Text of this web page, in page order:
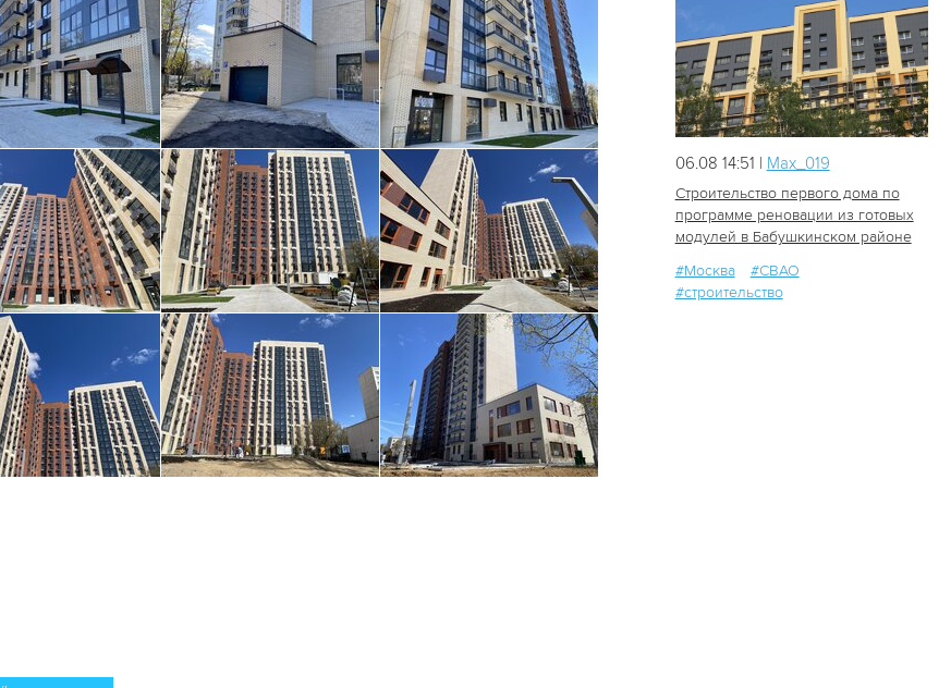
06.08 14:51 | Мах_019
Строительство первого дома по
программе реновации из готовых
модулей в Бабушкинском районе
#Москва
#СВАО
#строительство